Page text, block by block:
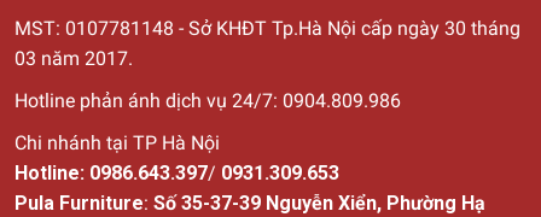
MST: 0107781148 - Sở KHĐT Tp.Hà Nội cấp ngày 30 tháng
03 năm 2017.
Hotline phản ánh dịch vụ 24/7: 0904.809.986
Chi nhánh tại TP Hà Nội
Hotline: 0986.643.397/ 0931.309.653
Pula Furniture: Số 35-37-39 Nguyễn Xiển, Phường Hạ